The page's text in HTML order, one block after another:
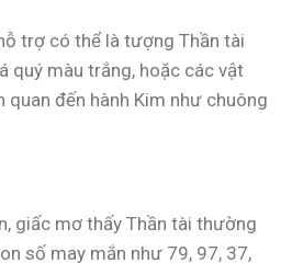
trợ có thể là tượng Thần tài
quý màu trắng, hoặc các vật
quan đến hành Kim như chuông
giấc mơ thấy Thần tài thường
số may mắn như 79, 97, 37,